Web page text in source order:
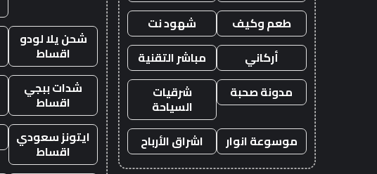
طعم وكيف
شهود نت
أركاني
مباشر التقنية
مدونة صحبة
شرقيات
السياحة
موسوعة انوار
اشراق الأرباح
شحن يلا لودو
اقساط
شدات ببجي
اقساط
ايتونز سعودي
اقساط